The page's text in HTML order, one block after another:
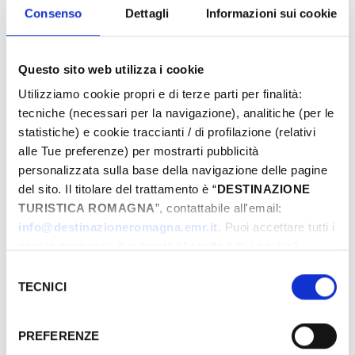
Consenso Dettagli Informazioni sui cookie
Questo sito web utilizza i cookie
Utilizziamo cookie propri e di terze parti per finalità:
tecniche (necessari per la navigazione), analitiche (per le
statistiche) e cookie traccianti / di profilazione (relativi
alle Tue preferenze) per mostrarti pubblicità
personalizzata sulla base della navigazione delle pagine
del sito. Il titolare del trattamento è “DESTINAZIONE
TURISTICA ROMAGNA”, contattabile all'email:
info@destinazioneromagna.emr.it. Puoi accettare tutti i
gestire le tue preferenze facendo clic su “Personalizza”.
Qualora acconsenti a tutti i cookie i Tuoi dati potranno
attualmente non fornisce garanzie idonee per il
delTECNICI
PREFERENZE